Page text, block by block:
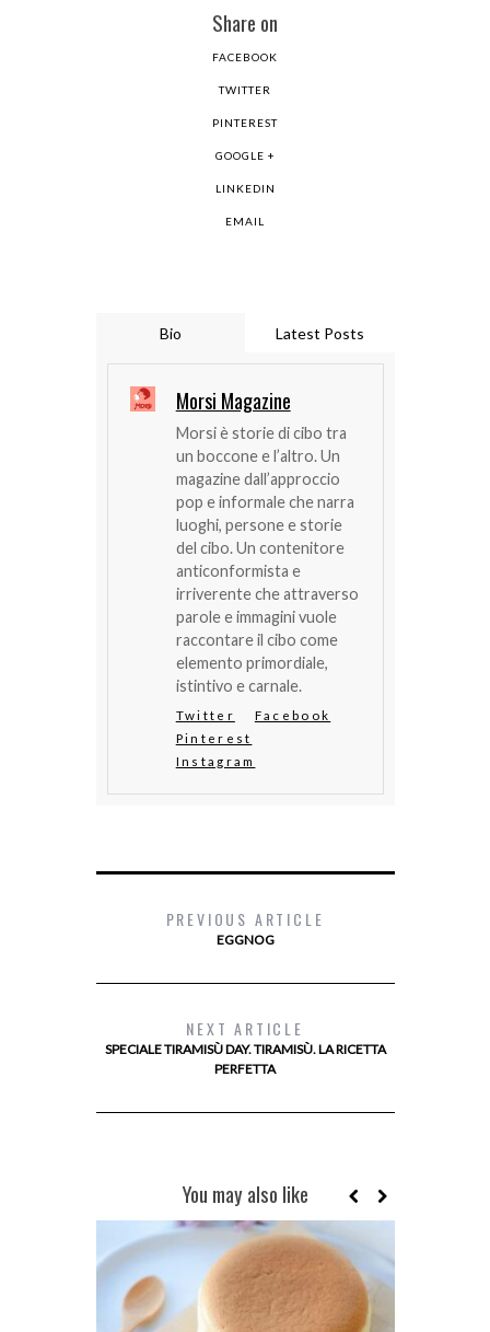
Share on
FACEBOOK
TWITTER
PINTEREST
GOOGLE +
LINKEDIN
EMAIL
Bio Latest Posts
Morsi Magazine
Morsi è storie di cibo tra
un boccone e l’altro. Un
magazine dall’approccio
pop e informale che narra
luoghi, persone e storie
del cibo. Un contenitore
anticonformista e
irriverente che attraverso
parole e immagini vuole
raccontare il cibo come
elemento primordiale,
istintivo e carnale.
Twitter
Facebook
Pinterest
Instagram
PREVIOUS ARTICLE
EGGNOG
NEXT ARTICLE
SPECIALE TIRAMISÙ DAY. TIRAMISÙ. LA RICETTA
PERFETTA
You may also like